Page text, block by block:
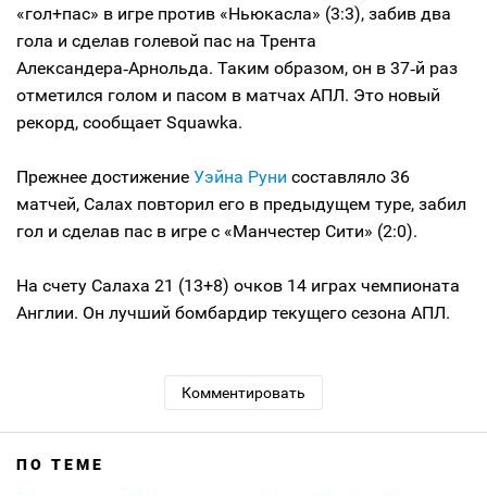
«гол+пас» в игре против «Ньюкасла» (3:3), забив два
гола и сделав голевой пас на Трента
Александера‑Арнольда. Таким образом, он в 37‑й раз
отметился голом и пасом в матчах АПЛ. Это новый
рекорд, сообщает Squawka.
Прежнее достижение Уэйна Руни составляло 36
матчей, Салах повторил его в предыдущем туре, забил
гол и сделав пас в игре с «Манчестер Сити» (2:0).
На счету Салаха 21 (13+8) очков 14 играх чемпионата
Англии. Он лучший бомбардир текущего сезона АПЛ.
Комментировать
ПО ТЕМЕ